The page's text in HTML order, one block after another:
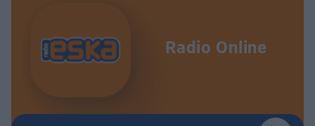
Radio Online